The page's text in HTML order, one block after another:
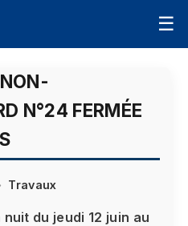
☰
N°24 FERMÉE
Travaux
du jeudi 12 juin au